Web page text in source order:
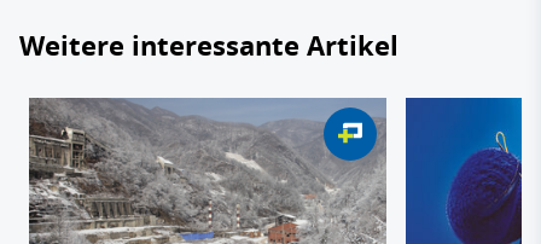
Weitere interessante Artikel